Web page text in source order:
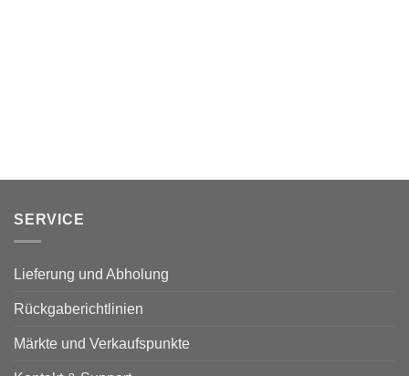
SERVICE
Lieferung und Abholung
Rückgaberichtlinien
Märkte und Verkaufspunkte